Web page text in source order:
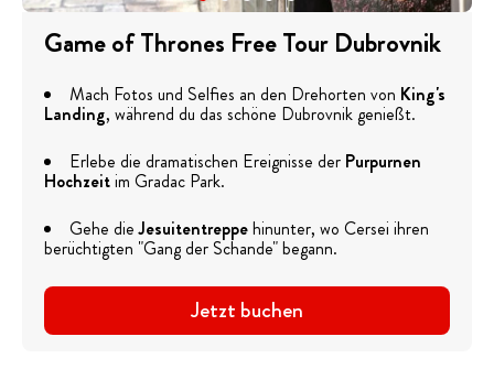
Game of Thrones Free Tour Dubrovnik
Mach Fotos und Selfies an den Drehorten von King's
Landing, während du das schöne Dubrovnik genießt.
Erlebe die dramatischen Ereignisse der Purpurnen
Hochzeitim Gradac Park.
Gehe dieJesuitentreppehinunter, wo Cersei ihren
berüchtigten "Gang der Schande" begann.
Jetzt buchen